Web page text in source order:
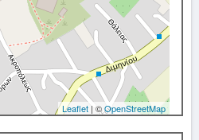
Leaflet | ©OpenStreetMap